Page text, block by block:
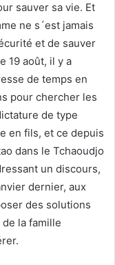
sauver sa vie. Et
ne s´est jamais
et de sauver
19 août, il y a
de temps en
pour chercher les
de type
en fils, et ce depuis
dans le Tchaoudjo
un discours,
dernier, aux
des solutions
la famille